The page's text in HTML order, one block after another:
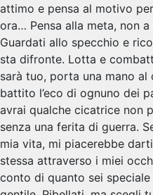
attimo e pensa al motivo
ora… Pensa alla meta, non
Guardati allo specchio e
sta difronte. Lotta e
sarà tuo, porta una mano
battito l’eco di ognuno dei
avrai qualche cicatrice non
senza una ferita di guerra.
mia vita, mi piacerebbe
stessa attraverso i miei
conto di quanto sei